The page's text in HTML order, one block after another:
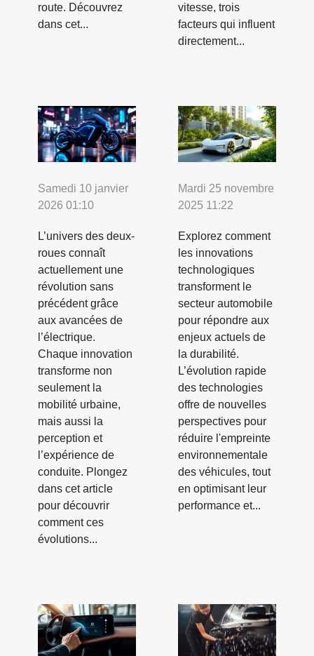
route. Découvrez
dans cet...
vitesse, trois
facteurs qui influent
directement...
Samedi 10 janvier
2026 01:10
L’univers des deux-
roues connaît
actuellement une
révolution sans
précédent grâce
aux avancées de
l’électrique.
Chaque innovation
transforme non
seulement la
mobilité urbaine,
mais aussi la
perception et
l’expérience de
conduite. Plongez
dans cet article
pour découvrir
comment ces
évolutions...
Mardi 25 novembre
2025 11:22
Explorez comment
les innovations
technologiques
transforment le
secteur automobile
pour répondre aux
enjeux actuels de
la durabilité.
L’évolution rapide
des technologies
offre de nouvelles
perspectives pour
réduire l'empreinte
environnementale
des véhicules, tout
en optimisant leur
performance et...